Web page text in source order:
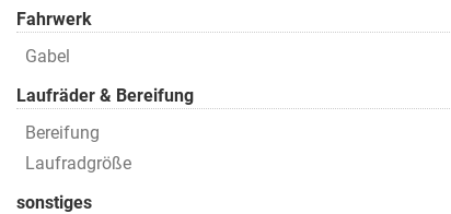
Fahrwerk
Gabel
Laufräder & Bereifung
Bereifung
Laufradgröße
sonstiges